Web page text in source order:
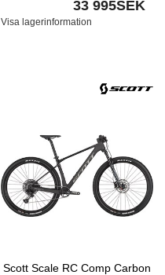
33 995SEK
Visa lagerinformation
Scott Scale RC Comp Carbon